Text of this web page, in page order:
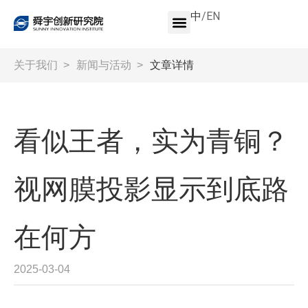
中/EN
关于我们 > 新闻与活动 > 文章详情
看似王者，实为青铜？
视网膜投影显示到底路
在何方
2025-03-04